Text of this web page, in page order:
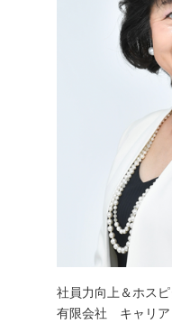
社員力向上＆ホス
有限会社 キャリ